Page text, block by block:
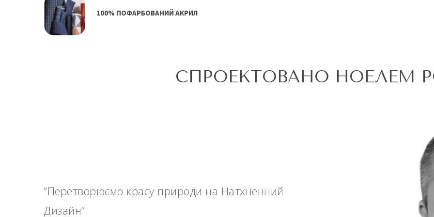
100% ПОФАРБОВАНИЙ АКРИЛ
СПРОЕКТОВАНО НОЕЛЕМ
“Перетворюємо красу природи на Натхненний
Дизайн”